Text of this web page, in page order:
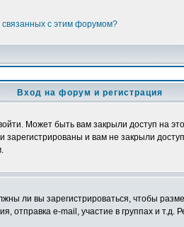
связанных с этим форумом?
Вход на форум и регистрация
Может быть вам закрыли доступ на
и вам не закрыли
ли вы зарегистрироваться, чтобы
e-mail, участие в группах и т.д.